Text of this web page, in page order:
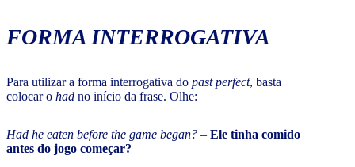
FORMA INTERROGATIVA
Para utilizar a forma interrogativa do pastperfect, basta
colocar o had no início da frase. Olhe:
Had he eaten before the game began? – Ele tinha comido
antes do jogo começar?